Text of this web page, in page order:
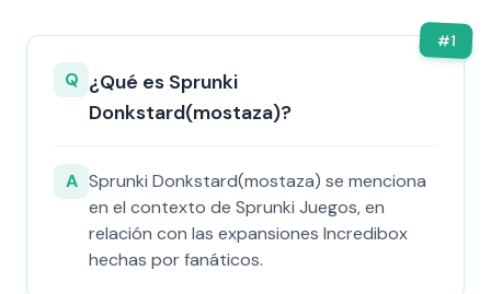
#1
Q ¿Qué es Sprunki
Donkstard(mostaza)?
A Sprunki Donkstard(mostaza) se menciona
en el contexto de Sprunki Juegos, en
relación con las expansiones Incredibox
hechas por fanáticos.